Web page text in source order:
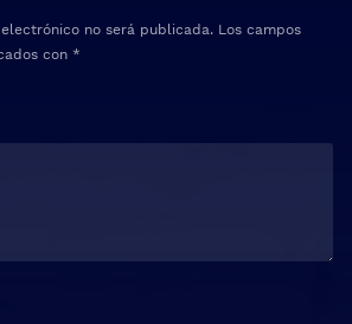
no será publicada. Los campos
con *